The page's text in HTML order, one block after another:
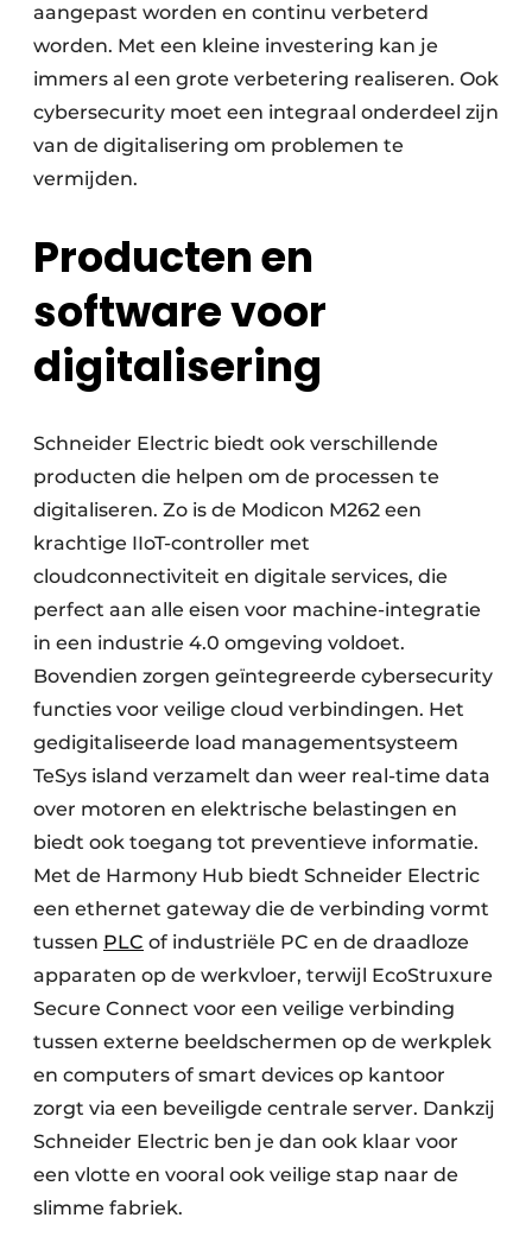
aangepast worden en continu verbeterd
worden. Met een kleine investering kan je
immers al een grote verbetering realiseren. Ook
cybersecurity moet een integraal onderdeel zijn
van de digitalisering om problemen te
vermijden.
Producten en
software voor
digitalisering
Schneider Electric biedt ook verschillende
producten die helpen om de processen te
digitaliseren. Zo is de Modicon M262 een
krachtige IIoT-controller met
cloudconnectiviteit en digitale services, die
perfect aan alle eisen voor machine-integratie
in een industrie 4.0 omgeving voldoet.
Bovendien zorgen geïntegreerde cybersecurity
functies voor veilige cloud verbindingen. Het
gedigitaliseerde load managementsysteem
TeSys island verzamelt dan weer real-time data
over motoren en elektrische belastingen en
biedt ook toegang tot preventieve informatie.
Met de Harmony Hub biedt Schneider Electric
een ethernet gateway die de verbinding vormt
tussen PLC of industriële PC en de draadloze
apparaten op de werkvloer, terwijl EcoStruxure
Secure Connect voor een veilige verbinding
tussen externe beeldschermen op de werkplek
en computers of smart devices op kantoor
zorgt via een beveiligde centrale server. Dankzij
Schneider Electric ben je dan ook klaar voor
een vlotte en vooral ook veilige stap naar de
slimme fabriek.